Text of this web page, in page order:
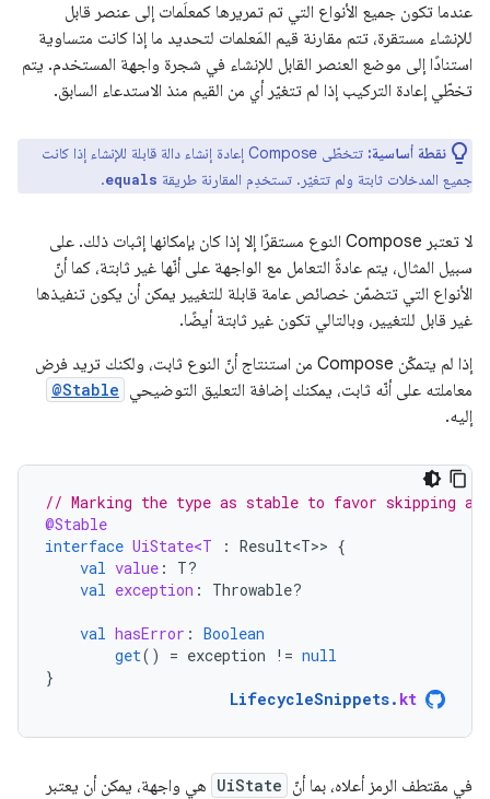
عندما تكون جميع الأنواع التي تم تمريرها كمعلَمات إلى عنصر قابل
للإنشاء مستقرة، تتم مقارنة قيم المَعلمات لتحديد ما إذا كانت متساوية
استنادًا إلى موضع العنصر القابل للإنشاء في شجرة واجهة المستخدم. يتم
تخطّي إعادة التركيب إذا لم تتغيّر أي من القيم منذ الاستدعاء السابق.
نقطة أساسية:
تتخطّى Compose إعادة إنشاء دالة قابلة للإنشاء إذا كانت
جميع المدخلات ثابتة ولم تتغيّر. تستخدِم المقارنة طريقة equals
.
لا تعتبر Compose النوع مستقرًا إلا إذا كان بإمكانها إثبات ذلك. على
سبيل المثال، يتم عادةً التعامل مع الواجهة على أنّها غير ثابتة، كما أنّ
الأنواع التي تتضمّن خصائص عامة قابلة للتغيير يمكن أن يكون تنفيذها
غير قابل للتغيير، وبالتالي تكون غير ثابتة أيضًا.
إذا لم يتمكّن Compose من استنتاج أنّ النوع ثابت، ولكنك تريد فرض
معاملته على أنّه ثابت، يمكنك إضافة التعليق التوضيحي @Stable
إليه.
// Marking the type as stable to favor skipping
@Stable
interface UiState<T : Result<T>> {
val value :
T?
val exception : Throwable?
val hasError : Boolean
get() = exception != null
}
LifecycleSnippets. kt
في مقتطف الرمز أعلاه، بما أنّ UiState هي واجهة، يمكن أن يعتبر